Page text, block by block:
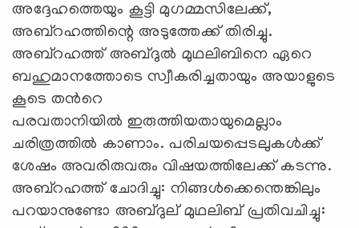
അദ്ദേഹത്തെയും കൂട്ടി മുഗമ്മസിലേക്ക്,
അബ്റഹത്തിന്റെ അടുത്തേക്ക് തിരിച്ചു.
അബ്റഹത്ത് അബ്ദുല്‍ മുഥലിബിനെ ഏറെ
ബഹുമാനത്തോടെ സ്വീകരിച്ചതായും അയാളുടെ
കൂടെ തന്‍റെ
പരവതാനിയില്‍ ഇരുത്തിയതായുമെല്ലാം
ചരിത്രത്തില്‍ കാണാം. പരിചയപ്പെടലുകള്‍ക്ക്
ശേഷം അവരിരുവരും വിഷയത്തിലേക്ക് കടന്നു.
അബ്റഹത്ത് ചോദിച്ചു: നിങ്ങള്‍ക്കെന്തെങ്കിലും
പറയാനുണ്ടോ അബ്ദുല് മുഥലിബ് പ്രതിവചിച്ചു: